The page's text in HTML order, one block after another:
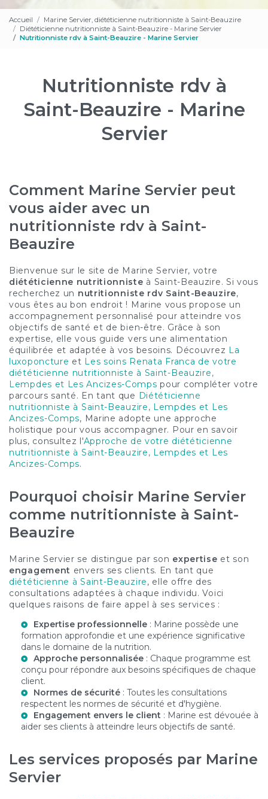
Accueil
Marine Servier, diététicienne nutritionniste à Saint-Beauzire
Diététicienne nutritionniste à Saint-Beauzire - Marine Servier
Nutritionniste rdv à Saint-Beauzire - Marine Servier
Nutritionniste rdv à
Saint-Beauzire - Marine
Servier
Comment Marine Servier peut
vous aider avec un
nutritionniste rdv à Saint-
Beauzire
Bienvenue sur le site de Marine Servier, votre
diététicienne nutritionniste à Saint-Beauzire. Si vous
recherchez un nutritionniste rdv Saint-Beauzire,
vous êtes au bon endroit ! Marine vous propose un
accompagnement personnalisé pour atteindre vos
objectifs de santé et de bien-être. Grâce à son
expertise, elle vous guide vers une alimentation
équilibrée et adaptée à vos besoins. Découvrez La
luxoponcture et Les soins Renata Franca de votre
diététicienne nutritionniste à Saint-Beauzire,
Lempdes et Les Ancizes-Comps pour compléter votre
parcours santé. En tant que Diététicienne
nutritionniste à Saint-Beauzire, Lempdes et Les
Ancizes-Comps, Marine adopte une approche
holistique pour vous accompagner. Pour en savoir
plus, consultez l'Approche de votre diététicienne
nutritionniste à Saint-Beauzire, Lempdes et Les
Ancizes-Comps.
Pourquoi choisir Marine Servier
comme nutritionniste à Saint-
Beauzire
Marine Servier se distingue par son expertise et son
engagement envers ses clients. En tant que
diététicienne à Saint-Beauzire, elle offre des
consultations adaptées à chaque individu. Voici
quelques raisons de faire appel à ses services :
Expertise professionnelle : Marine possède une
formation approfondie et une expérience significative
dans le domaine de la nutrition.
Approche personnalisée : Chaque programme est
conçu pour répondre aux besoins spécifiques de chaque
client.
Normes de sécurité : Toutes les consultations
respectent les normes de sécurité et d'hygiène.
Engagement envers le client : Marine est dévouée à
aider ses clients à atteindre leurs objectifs de santé.
Les services proposés par Marine
Servier